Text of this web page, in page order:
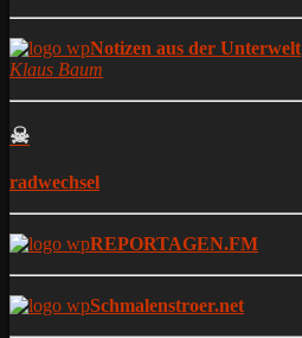
Notizen aus der Unterwelt
Klaus Baum
☠
radwechsel
REPORTAGEN.FM
Schmalenstroer.net